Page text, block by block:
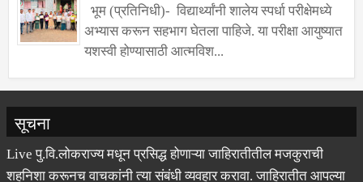
भूम (प्रतिनिधी)- विद्यार्थ्यांनी शालेय स्पर्धा परीक्षेमध्ये
अभ्यास करून सहभाग घेतला पाहिजे. या परीक्षा आयुष्यात
यशस्वी होण्यासाठी आत्मविश...
सूचना
Live पु.वि.लोकराज्य मधून प्रसिद्ध होणाऱ्या जाहिरातीतील मजकुराची
शहनिशा करूनच वाचकांनी त्या संबंधी व्यवहार करावा. जाहिरातीत आपल्या